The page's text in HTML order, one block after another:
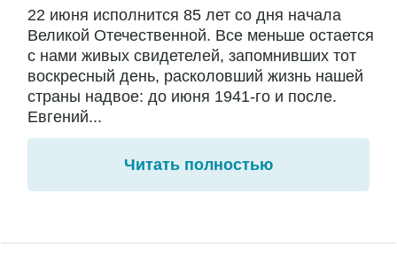
22 июня исполнится 85 лет со дня начала
Великой Отечественной. Все меньше остается
с нами живых свидетелей, запомнивших тот
воскресный день, расколовший жизнь нашей
страны надвое: до июня 1941-го и после.
Евгений...
Читать полностью